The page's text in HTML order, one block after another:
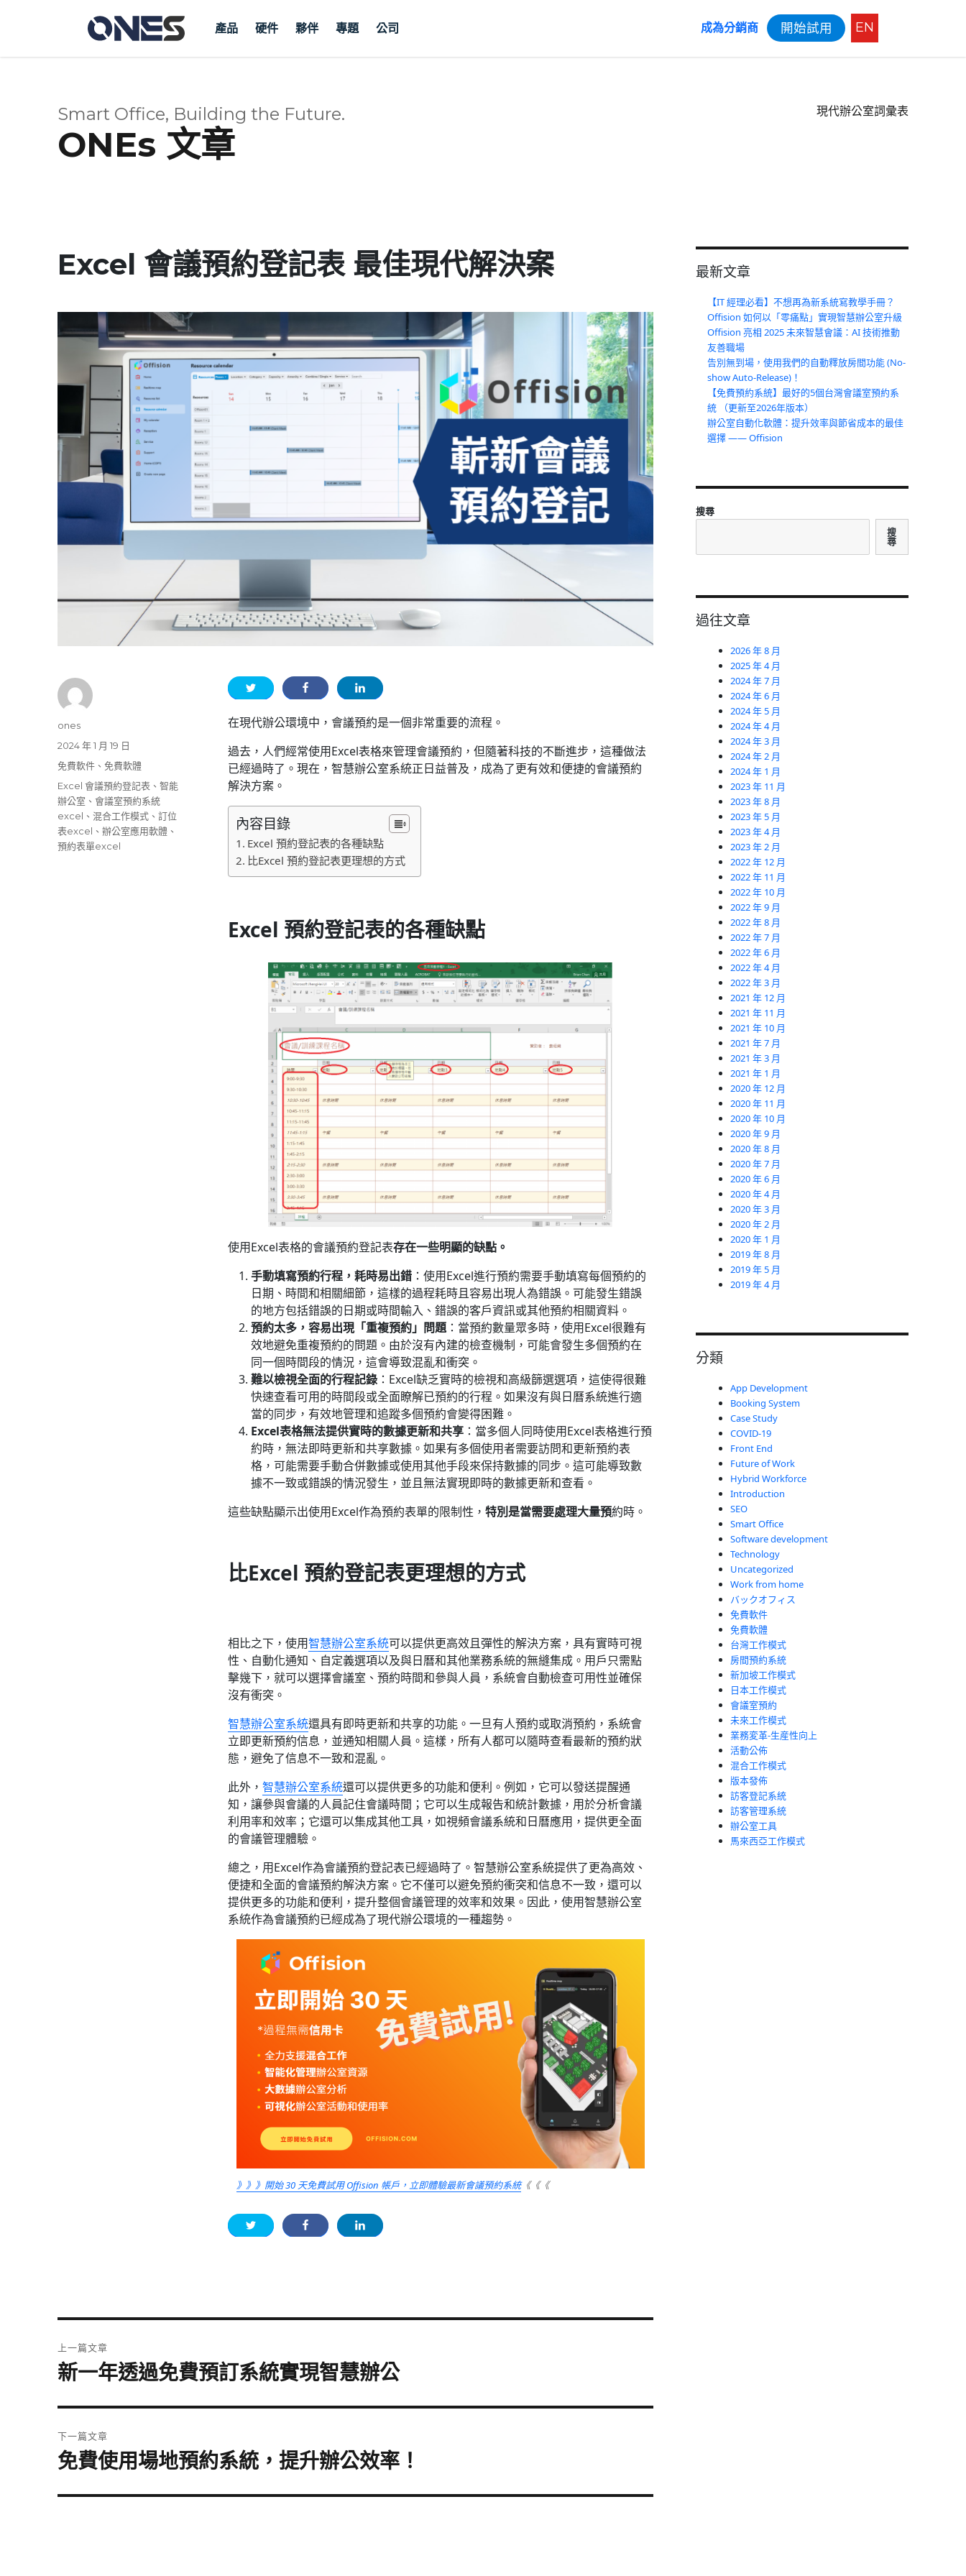
產品 硬件 夥伴 專題 公司 成為分銷商 開始試用 EN
Smart Office, Building the Future.
ONEs 文章
現代辦公室詞彙表
Excel 會議預約登記表 最佳現代解決案
在現代辦公環境中，會議預約是一個非常重要的流程。
過去，人們經常使用Excel表格來管理會議預約，但隨著科技的不斷進步，這種做法
已經過時了。現在，智慧辦公室系統正日益普及，成為了更有效和便捷的會議預約
解決方案。
內容目錄
Excel 預約登記表的各種缺點
比Excel 預約登記表更理想的方式
Excel 預約登記表的各種缺點
使用Excel表格的會議預約登記表存在一些明顯的缺點。
手動填寫預約行程，耗時易出錯：使用Excel進行預約需要手動填寫每個預約的
日期、時間和相關細節，這樣的過程耗時且容易出現人為錯誤。可能發生錯誤
的地方包括錯誤的日期或時間輸入、錯誤的客戶資訊或其他預約相關資料。
預約太多，容易出現「重複預約」問題：當預約數量眾多時，使用Excel很難有
效地避免重複預約的問題。由於沒有內建的檢查機制，可能會發生多個預約在
同一個時間段的情況，這會導致混亂和衝突。
難以檢視全面的行程記錄：Excel缺乏實時的檢視和高級篩選選項，這使得很難
快速查看可用的時間段或全面瞭解已預約的行程。如果沒有與日曆系統進行適
當的同步，有效地管理和追蹤多個預約會變得困難。
Excel表格無法提供實時的數據更新和共享：當多個人同時使用Excel表格進行預
約時，無法即時更新和共享數據。如果有多個使用者需要訪問和更新預約表
格，可能需要手動合併數據或使用其他手段來保持數據的同步。這可能導致數
據不一致或錯誤的情況發生，並且無法實現即時的數據更新和查看。
這些缺點顯示出使用Excel作為預約表單的限制性， 特別是當需要處理大量預約時。
比Excel 預約登記表更理想的方式
相比之下，使用智慧辦公室系統可以提供更高效且彈性的解決方案，具有實時可視
性、自動化通知、自定義選項以及與日曆和其他業務系統的無縫集成。用戶只需點
擊幾下，就可以選擇會議室、預約時間和參與人員，系統會自動檢查可用性並確保
沒有衝突。
智慧辦公室系統還具有即時更新和共享的功能。一旦有人預約或取消預約，系統會
立即更新預約信息，並通知相關人員。這樣，所有人都可以隨時查看最新的預約狀
態，避免了信息不一致和混亂。
此外， 智慧辦公室系統還可以提供更多的功能和便利。例如，它可以發送提醒通
知，讓參與會議的人員記住會議時間；它可以生成報告和統計數據，用於分析會議
利用率和效率；它還可以集成其他工具，如視頻會議系統和日曆應用，提供更全面
的會議管理體驗。
總之，用Excel作為會議預約登記表已經過時了。智慧辦公室系統提供了更為高效、
便捷和全面的會議預約解決方案。它不僅可以避免預約衝突和信息不一致，還可以
提供更多的功能和便利，提升整個會議管理的效率和效果。因此，使用智慧辦公室
系統作為會議預約已經成為了現代辦公環境的一種趨勢。
》》》開始 30 天免費試用 Offision 帳戶，立即體驗最新會議預約系統《《《
作
ones
發
佈
期:
2024 年 1 月 19 日
分
免費軟件 、免費軟體
標
籤
Excel 會議預約登記表 、智能
辦公室 、會議室預約系統
excel 、混合工作模式 、訂位
表excel 、辦公室應用軟體 、
預約表單excel
章
導
覽
上一篇文章
上
一
章:
新一年透過免費預訂系統實現智慧辦公
下一篇文章
下
一
免費使用場地預約系統，提升辦公效率！
最新文章
【IT 經理必看】不想再為新系統寫教學手冊？
Offision 如何以「零痛點」實現智慧辦公室升級
Offision 亮相 2025 未來智慧會議：AI 技術推動
友善職場
告別無到場，使用我們的自動釋放房間功能 (No-
show Auto-Release)！
【免費預約系統】最好的5個台灣會議室預約系
統 （更新至2026年版本）
辦公室自動化軟體：提升效率與節省成本的最佳
選擇 —— Offision
搜尋
搜
尋
過往文章
2026 年 8 月
2025 年 4 月
2024 年 7 月
2024 年 6 月
2024 年 5 月
2024 年 4 月
2024 年 3 月
2024 年 2 月
2024 年 1 月
2023 年 11 月
2023 年 8 月
2023 年 5 月
2023 年 4 月
2023 年 2 月
2022 年 12 月
2022 年 11 月
2022 年 10 月
2022 年 9 月
2022 年 8 月
2022 年 7 月
2022 年 6 月
2022 年 4 月
2022 年 3 月
2021 年 12 月
2021 年 11 月
2021 年 10 月
2021 年 7 月
2021 年 3 月
2021 年 1 月
2020 年 12 月
2020 年 11 月
2020 年 10 月
2020 年 9 月
2020 年 8 月
2020 年 7 月
2020 年 6 月
2020 年 4 月
2020 年 3 月
2020 年 2 月
2020 年 1 月
2019 年 8 月
2019 年 5 月
2019 年 4 月
分類
App Development
Booking System
Case Study
COVID-19
Front End
Future of Work
Hybrid Workforce
Introduction
SEO
Smart Office
Software development
Technology
Uncategorized
Work from home
バックオフィス
免費軟件
免費軟體
台灣工作模式
房間預約系統
新加坡工作模式
日本工作模式
會議室預約
未來工作模式
業務変革-生産性向上
活動公佈
混合工作模式
版本發佈
訪客登記系統
訪客管理系統
辦公室工具
馬來西亞工作模式